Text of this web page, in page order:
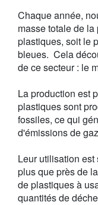
Chaque année,
masse totale de
plastiques, soit le
bleues. Cela
de ce secteur : le
La production est
plastiques sont
fossiles, ce qui
d'émissions de
Leur utilisation est
plus que près de
de plastiques à
quantités de